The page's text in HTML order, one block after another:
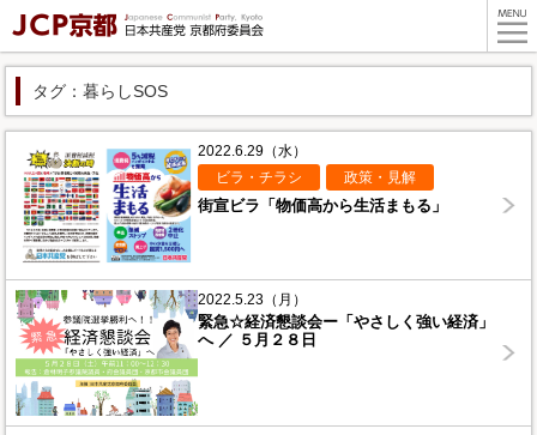
タグ：暮らしSOS
2022.6.29（水）
ビラ・チラシ
政策・見解
街宣ビラ「物価高から生活まもる」
2022.5.23（月）
緊急☆経済懇談会ー「やさしく強い経済」
へ ／ ５月２８日